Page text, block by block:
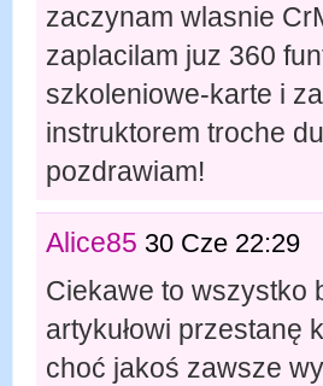
zaczynam wlasnie
zaplacilam juz 360
szkoleniowe-karte i
instruktorem troche
pozdrawiam!
Alice85 30 Cze 22:29
Ciekawe to wszystko
artykułowi przestanę
choć jakoś zawsze